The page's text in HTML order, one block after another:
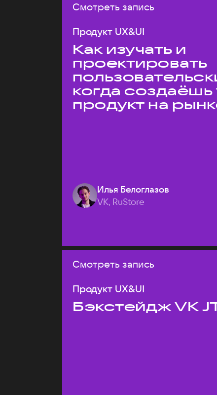
Смотреть запись
Продукт UX&UI
Как изучать и
проектировать
когда создаёшь
продукт на
Илья Белоглазов
VK, RuStore
Смотреть запись
Продукт UX&UI
Бэкстейдж VK